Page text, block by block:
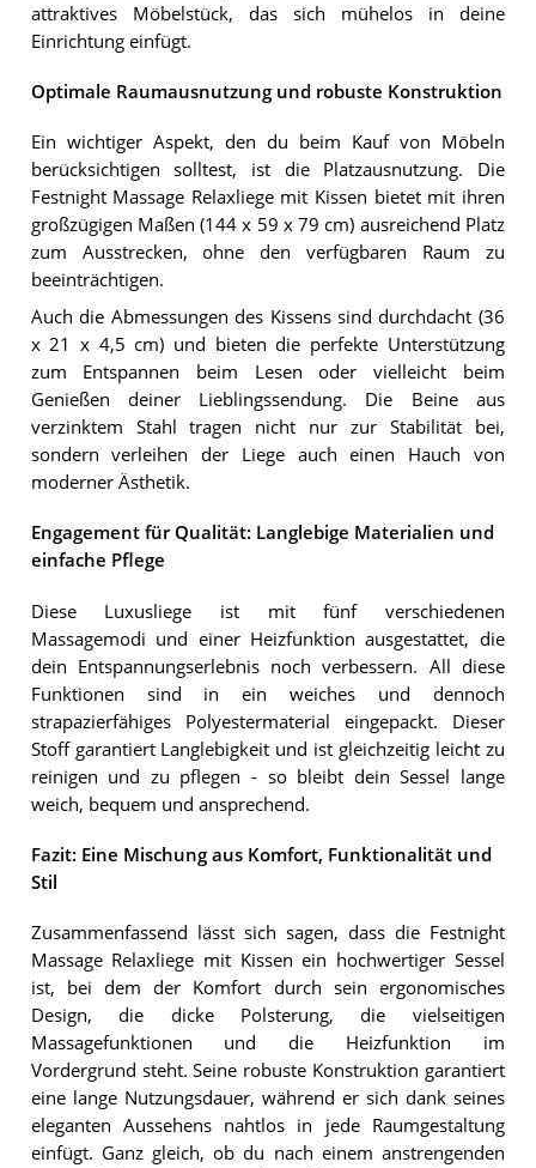
attraktives Möbelstück, das sich mühelos in deine
Einrichtung einfügt.
Optimale Raumausnutzung und robuste Konstruktion
Ein wichtiger Aspekt, den du beim Kauf von Möbeln
berücksichtigen solltest, ist die Platzausnutzung. Die
Festnight Massage Relaxliege mit Kissen bietet mit ihren
großzügigen Maßen (144 x 59 x 79 cm) ausreichend Platz
zum Ausstrecken, ohne den verfügbaren Raum zu
beeinträchtigen.
Auch die Abmessungen des Kissens sind durchdacht (36
x 21 x 4,5 cm) und bieten die perfekte Unterstützung
zum Entspannen beim Lesen oder vielleicht beim
Genießen deiner Lieblingssendung. Die Beine aus
verzinktem Stahl tragen nicht nur zur Stabilität bei,
sondern verleihen der Liege auch einen Hauch von
moderner Ästhetik.
Engagement für Qualität: Langlebige Materialien und
einfache Pflege
Diese Luxusliege ist mit fünf verschiedenen
Massagemodi und einer Heizfunktion ausgestattet, die
dein Entspannungserlebnis noch verbessern. All diese
Funktionen sind in ein weiches und dennoch
strapazierfähiges Polyestermaterial eingepackt. Dieser
Stoff garantiert Langlebigkeit und ist gleichzeitig leicht zu
reinigen und zu pflegen - so bleibt dein Sessel lange
weich, bequem und ansprechend.
Fazit: Eine Mischung aus Komfort, Funktionalität und
Stil
Zusammenfassend lässt sich sagen, dass die Festnight
Massage Relaxliege mit Kissen ein hochwertiger Sessel
ist, bei dem der Komfort durch sein ergonomisches
Design, die dicke Polsterung, die vielseitigen
Massagefunktionen und die Heizfunktion im
Vordergrund steht. Seine robuste Konstruktion garantiert
eine lange Nutzungsdauer, während er sich dank seines
eleganten Aussehens nahtlos in jede Raumgestaltung
einfügt. Ganz gleich, ob du nach einem anstrengenden